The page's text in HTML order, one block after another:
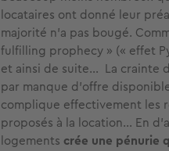
locataires ont donné leur
majorité n’a pas bougé.
fulfilling prophecy » (« effet
et ainsi de suite… La crainte
par manque d’offre
complique effectivement les
proposés à la location… En
logements crée une pénurie